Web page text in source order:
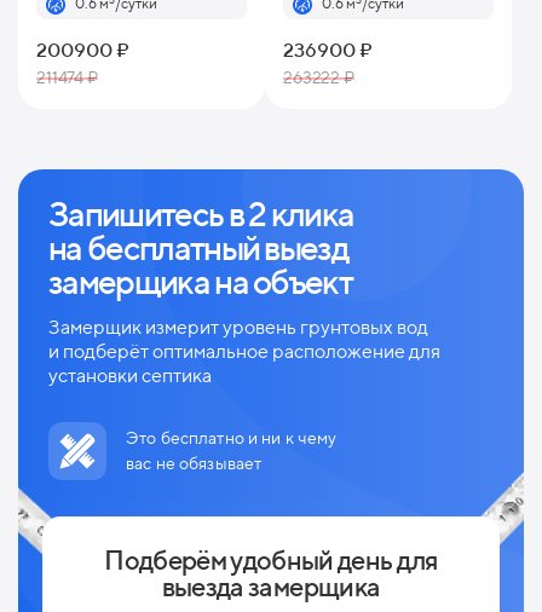
200900 ₽
211474 ₽
236900 ₽
263222 ₽
Запишитесь в 2 клика
набесплатный выезд
замерщика на объект
Замерщик измерит уровень грунтовых вод
и подберёт оптимальное расположение для
установки септика
Это бесплатно и ни к чему
вас не обязывает
Подберём удобный день для
выезда замерщика